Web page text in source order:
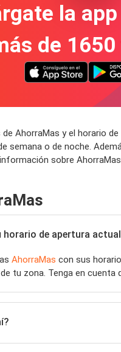
la
de
AhorraMas y el horario
semana o de noche.
sobre
de apertura
AhorraMas con sus
de tu zona. Tenga en cuenta